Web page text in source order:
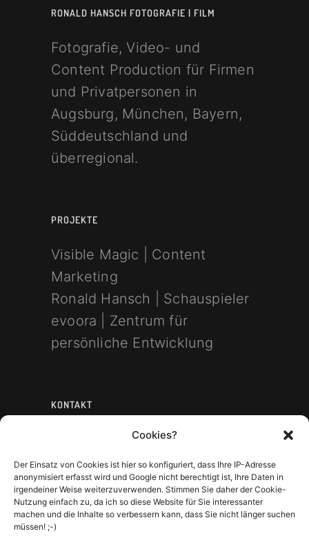
Cookies?
Der Einsatz von Cookies ist hier so konfiguriert, dass Ihre IP-Adresse
anonymisiert erfasst wird und Google nicht berechtigt ist, Ihre Daten in
irgendeiner Weise weiterzuverwenden. Stimmen Sie daher der Cookie-
Nutzung einfach zu, da ich so diese Website für Sie interessanter
machen und die Inhalte so verbessern kann, dass Sie nicht länger suchen
müssen! ;-)
RONALD HANSCH FOTOGRAFIE | FILM
Fotografie, Video- und
Content Production für Firmen
und Privatpersonen in
Augsburg, München, Bayern,
Süddeutschland und
überregional.
PROJEKTE
Visible Magic | Content
Marketing
Ronald Hansch | Schauspieler
evoora | Zentrum für
persönliche Entwicklung
KONTAKT
mobile: +49 177 681 76 76
email:
mail[at]ronaldhansch.com